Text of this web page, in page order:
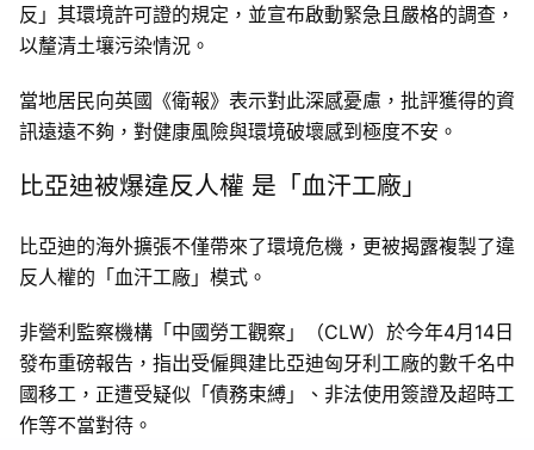
反」其環境許可證的規定，並宣布啟動緊急且嚴格的調查，
以釐清土壤污染情況。
當地居民向英國《衛報》表示對此深感憂慮，批評獲得的資
訊遠遠不夠，對健康風險與環境破壞感到極度不安。
比亞迪被爆違反人權 是「血汗工廠」
比亞迪的海外擴張不僅帶來了環境危機，更被揭露複製了違
反人權的「血汗工廠」模式。
非營利監察機構「中國勞工觀察」（CLW）於今年4月14日
發布重磅報告，指出受僱興建比亞迪匈牙利工廠的數千名中
國移工，正遭受疑似「債務束縛」、非法使用簽證及超時工
作等不當對待。